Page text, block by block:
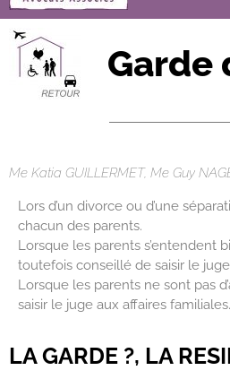
Garde
Me Katia GUILLERMET, Me Guy
Lors d’un divorce ou d’une
chacun des parents.
Lorsque les parents s’entendent
toutefois conseillé de saisir le
Lorsque les parents ne sont pas
saisir le juge aux affaires familiales.
LA GARDE ?, LA